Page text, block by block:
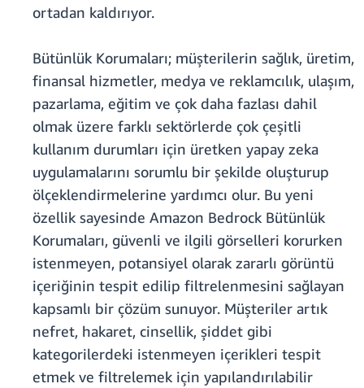
ortadan kaldırıyor.
Bütünlük Korumaları; müşterilerin sağlık, üretim,
finansal hizmetler, medya ve reklamcılık, ulaşım,
pazarlama, eğitim ve çok daha fazlası dahil
olmak üzere farklı sektörlerde çok çeşitli
kullanım durumları için üretken yapay zeka
uygulamalarını sorumlu bir şekilde oluşturup
ölçeklendirmelerine yardımcı olur. Bu yeni
özellik sayesinde Amazon Bedrock Bütünlük
Korumaları, güvenli ve ilgili görselleri korurken
istenmeyen, potansiyel olarak zararlı görüntü
içeriğinin tespit edilip filtrelenmesini sağlayan
kapsamlı bir çözüm sunuyor. Müşteriler artık
nefret, hakaret, cinsellik, şiddet gibi
kategorilerdeki istenmeyen içerikleri tespit
etmek ve filtrelemek için yapılandırılabilir